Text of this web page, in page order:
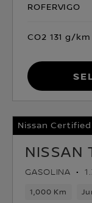
ROFERVIGO
CO2 131 g/km
Nissan Certified
NISSAN
GASOLINA
1,000 Km